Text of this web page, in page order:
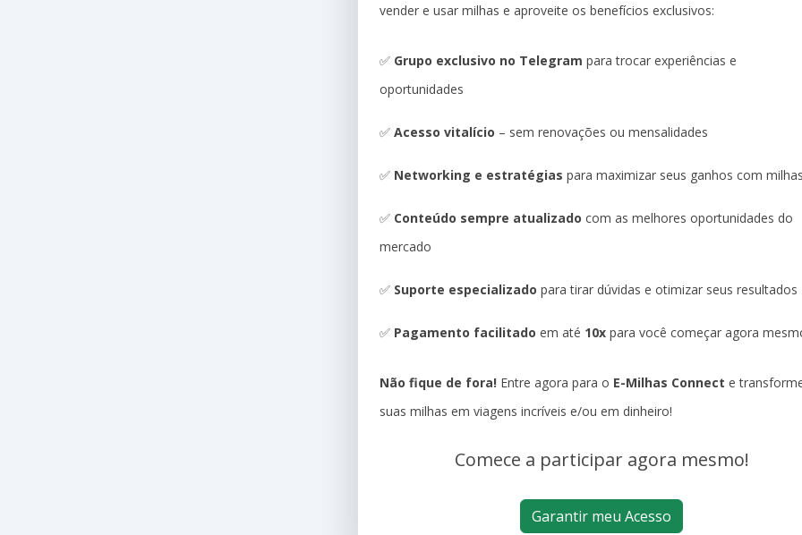
vender e usar milhas e aproveite os benefícios exclusivos:
✅ Grupo exclusivo no Telegram para trocar experiências e
oportunidades
✅ Acesso vitalício – sem renovações ou mensalidades
✅ Networking e estratégias para maximizar seus ganhos com
✅ Conteúdo sempre atualizado com as melhores oportunidades do
mercado
✅ Suporte especializado para tirar dúvidas e otimizar seus resultados
✅ Pagamento facilitado em até 10x para você começar agora
Não fique de fora! Entre agora para o E-Milhas Connect e
suas milhas em viagens incríveis e/ou em dinheiro!
Comece a participar agora mesmo!
Garantir meu Acesso